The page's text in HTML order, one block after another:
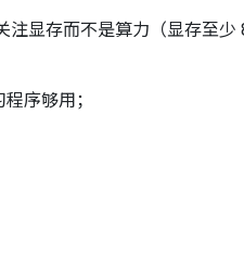
显存而不是算力（显存至少
序够用；